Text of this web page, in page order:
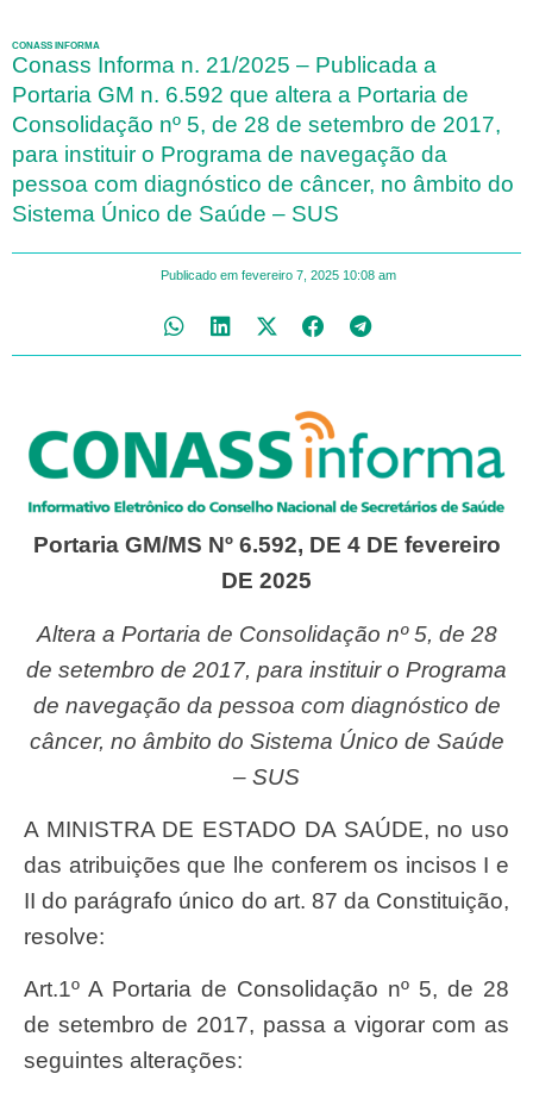
CONASS INFORMA
Conass Informa n. 21/2025 – Publicada a
Portaria GM n. 6.592 que altera a Portaria de
Consolidação nº 5, de 28 de setembro de 2017,
para instituir o Programa de navegação da
pessoa com diagnóstico de câncer, no âmbito do
Sistema Único de Saúde – SUS
Publicado em fevereiro 7, 2025 10:08 am
Portaria GM/MS Nº 6.592, DE 4 DE fevereiro
DE 2025
Altera a Portaria de Consolidação nº 5, de 28
de setembro de 2017, para instituir o Programa
de navegação da pessoa com diagnóstico de
câncer, no âmbito do Sistema Único de Saúde
– SUS
A MINISTRA DE ESTADO DA SAÚDE, no uso
das atribuições que lhe conferem os incisos I e
II do parágrafo único do art. 87 da Constituição,
resolve:
Art.1º A Portaria de Consolidação nº 5, de 28
de setembro de 2017, passa a vigorar com as
seguintes alterações: